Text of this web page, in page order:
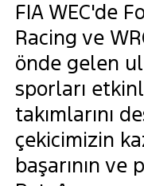
FIA WEC'de
Racing ve
önde gelen
sporları
takımlarını
çekicimizin
başarının ve